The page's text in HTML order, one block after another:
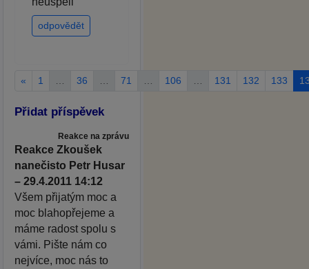
odpovědět
« 1 … 36 … 71 … 106 … 131 132 133
Přidat příspěvek
Reakce na zprávu
Reakce Zkoušek
nanečisto Petr Husar
– 29.4.2011 14:12
Všem přijatým moc a
moc blahopřejeme a
máme radost spolu s
vámi. Pište nám co
nejvíce, moc nás to